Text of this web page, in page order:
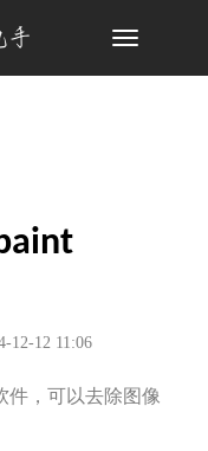
Toggle
12-12 11:06
件，可以去除图像